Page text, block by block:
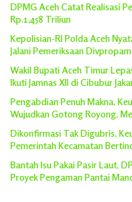
DPMG Aceh Catat Realisasi
Rp.1,458 Triliun
Kepolisian-RI Polda Aceh
Jalani Pemeriksaan
Wakil Bupati Aceh Timur
Ikuti Jamnas XII di Cibubur
Pengabdian Penuh Makna,
Wujudkan Gotong Royong,
Dikonfirmasi Tak Digubris,
Pemerintah Kecamatan
Bantah Isu Pakai Pasir Laut,
Proyek Pengaman Pantai